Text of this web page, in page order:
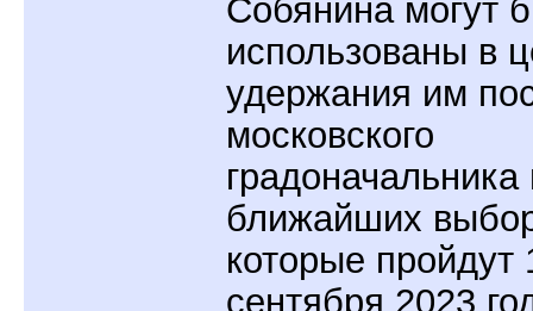
Собянина могут
использованы в
удержания им
московского
градоначальника
ближайших
которые пройдут
сентября 2023